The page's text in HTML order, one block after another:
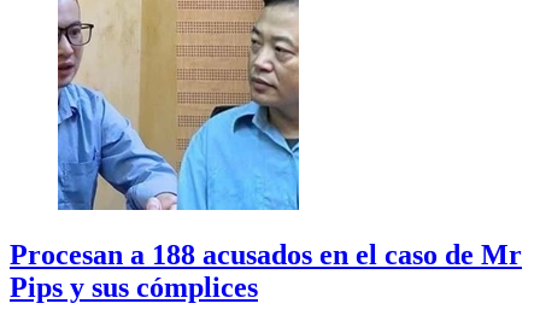
Procesan a 188 acusados en el caso de Mr
Pips y sus cómplices